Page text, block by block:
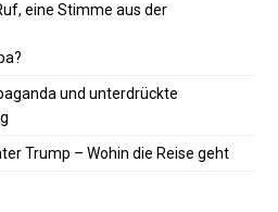
eine Stimme aus der
und unterdrückte
Trump – Wohin die Reise geht